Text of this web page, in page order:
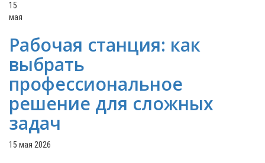
15
мая
Рабочая станция: как
выбрать
профессиональное
решение для сложных
задач
15 мая 2026